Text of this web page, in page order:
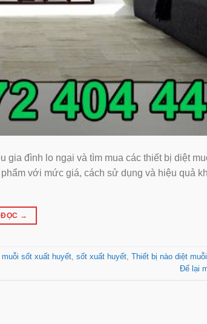
gia đình lo ngại và tìm mua các thiết bị diệt
với mức giá, cách sử dụng và hiệu quả
ĐỌC →
muỗi sốt xuất huyết, sốt xuất huyết, Thiết bị nào diệt
Để lại